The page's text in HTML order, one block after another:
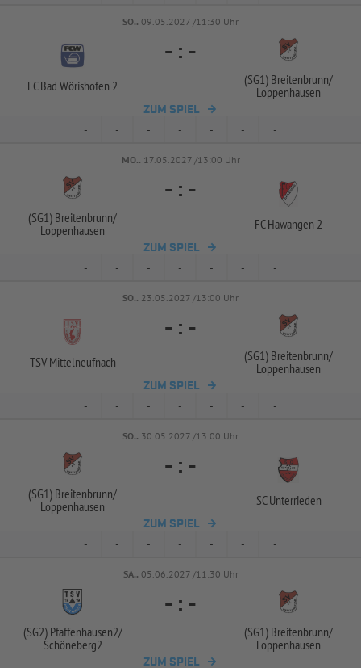
SO.. 09.05.2027 /11:30 Uhr
FC Bad Wörishofen 2
- : -
(SG1) Breitenbrunn/
Loppenhausen
ZUM SPIEL
- - - - - - -
MO.. 17.05.2027 /13:00 Uhr
(SG1) Breitenbrunn/
Loppenhausen
- : -
FC Hawangen 2
ZUM SPIEL
- - - - - - -
SO.. 23.05.2027 /13:00 Uhr
TSV Mittelneufnach
- : -
(SG1) Breitenbrunn/
Loppenhausen
ZUM SPIEL
- - - - - - -
SO.. 30.05.2027 /13:00 Uhr
(SG1) Breitenbrunn/
Loppenhausen
- : -
SC Unterrieden
ZUM SPIEL
- - - - - - -
SA.. 05.06.2027 /11:30 Uhr
(SG2) Pfaffenhausen2/
Schöneberg2
- : -
(SG1) Breitenbrunn/
Loppenhausen
ZUM SPIEL